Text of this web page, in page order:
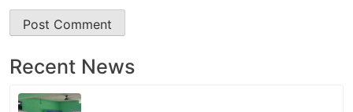
Recent News